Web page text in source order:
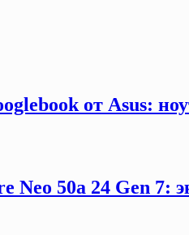
от Asus:
Neo 50a 24 Gen